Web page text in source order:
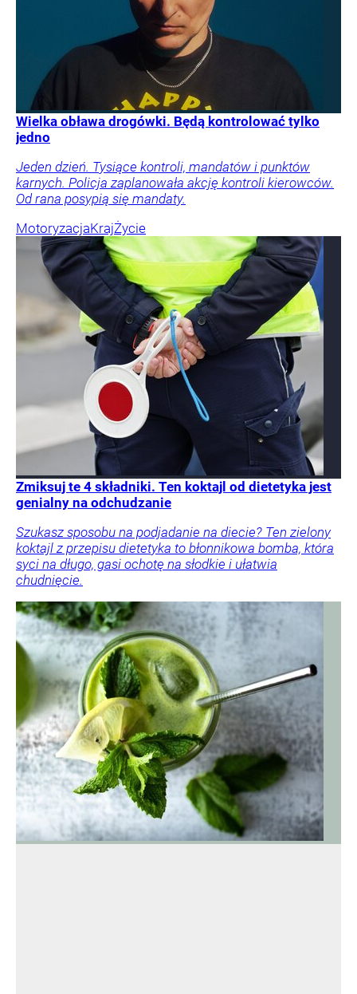
Wielka obława drogówki. Będą kontrolować tylko
jedno
Jeden dzień. Tysiące kontroli, mandatów i punktów
karnych. Policja zaplanowała akcję kontroli kierowców.
Od rana posypią się mandaty.
MotoryzacjaKrajŻycie
Zmiksuj te 4 składniki. Ten koktajl od dietetyka jest
genialny na odchudzanie
Szukasz sposobu na podjadanie na diecie? Ten zielony
koktajl z przepisu dietetyka to błonnikowa bomba, która
syci na długo, gasi ochotę na słodkie i ułatwia
chudnięcie.